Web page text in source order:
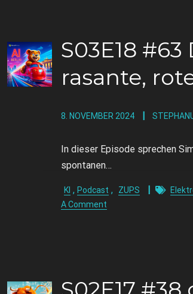
S03E18
rasante,
8. NOVEMBER 2024
In dieser Episode sprechen
spontanen…
KI , Podcast , ZUPS
A Comment